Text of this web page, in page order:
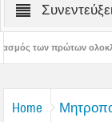
κελιών της
Home